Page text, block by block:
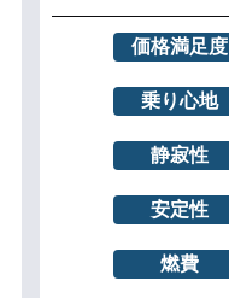
価格満足度
乗り心地
静寂性
安定性
燃費